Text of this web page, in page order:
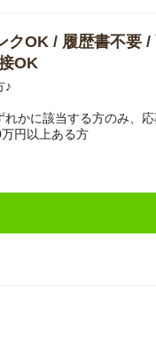
クOK / 履歴書不要 /
OK
♪
かに該当する方のみ、応
円以上ある方